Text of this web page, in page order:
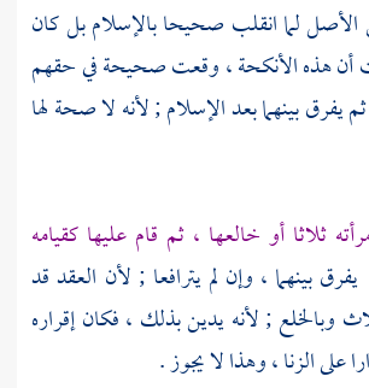
لما انقلب صحيحا بالإسلام بل كان
أن هذه الأنكحة ، وقعت صحيحة في حقهم
يفرق بينهما بعد الإسلام ; لأنه لا صحة لها
ثلاثا أو خالعها ، ثم قام عليها كقيامه
يفرق بينهما ، وإن لم يترافعا ; لأن العقد قد
وبالخلع ; لأنه يدين بذلك ، فكان إقراره
على الزنا ، وهذا لا يجوز .